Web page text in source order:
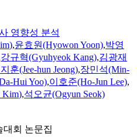
영향성 분석
),윤효원(Hyowon Yoon),박영
강규혁(Gyuhyeok Kang),김광재
훈(Jee-hun Jeong),장민석(Min-
Hui Yoo),이호준(Ho-Jun Lee),
Kim),석오균(Ogyun Seok)
대회 논문집